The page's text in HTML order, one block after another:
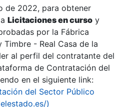
de 2022, para obtener
Licitaciones en curso y
por la Fábrica
Timbre - Real Casa de la
al perfil del contratante del
de Contratación del
en el siguiente link:
del Sector Público
)